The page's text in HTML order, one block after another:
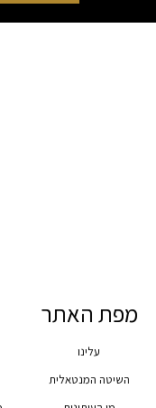
מפת האתר
עלינו
השיטה המנטאלית